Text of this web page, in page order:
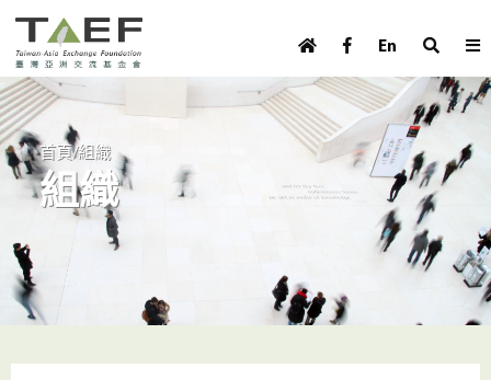
Skip to main content
TAEF
s
e
r
m
e
En
o
m
e
p
m
首頁/組織
組織